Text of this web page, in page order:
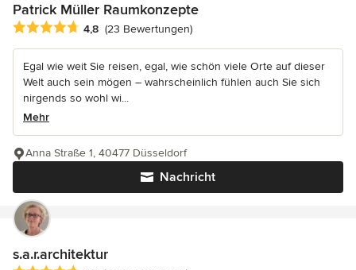
Patrick Müller Raumkonzepte
Durchschnittliche Bewertung: 4.8 von 5 Sternen
4,8 (23 Bewertungen)
Egal wie weit Sie reisen, egal, wie schön viele Orte auf dieser
Welt auch sein mögen – wahrscheinlich fühlen auch Sie sich
nirgends so wohl wi...
Mehr
Nachricht
Anna Straße 1, 40477 Düsseldorf
s.a.r.architektur